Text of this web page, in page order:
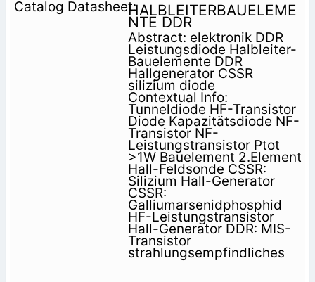
HALBLEITERBAUELEME
NTE DDR
Abstract: elektronik DDR
Leistungsdiode Halbleiter-
Bauelemente DDR
Hallgenerator CSSR
silizium diode
Contextual Info:
Tunneldiode HF-Transistor
Diode Kapazitätsdiode NF-
Transistor NF-
Leistungstransistor Ptot
>1W Bauelement 2.Element
Hall-Feldsonde CSSR:
Silizium Hall-Generator
CSSR:
Galliumarsenidphosphid
HF-Leistungstransistor
Hall-Generator DDR: MIS-
Transistor
strahlungsempfindliches